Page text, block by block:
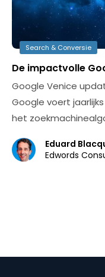
Search & Conversie
De impactvolle
Google Venice
Google voert
het
Eduard
Edwords